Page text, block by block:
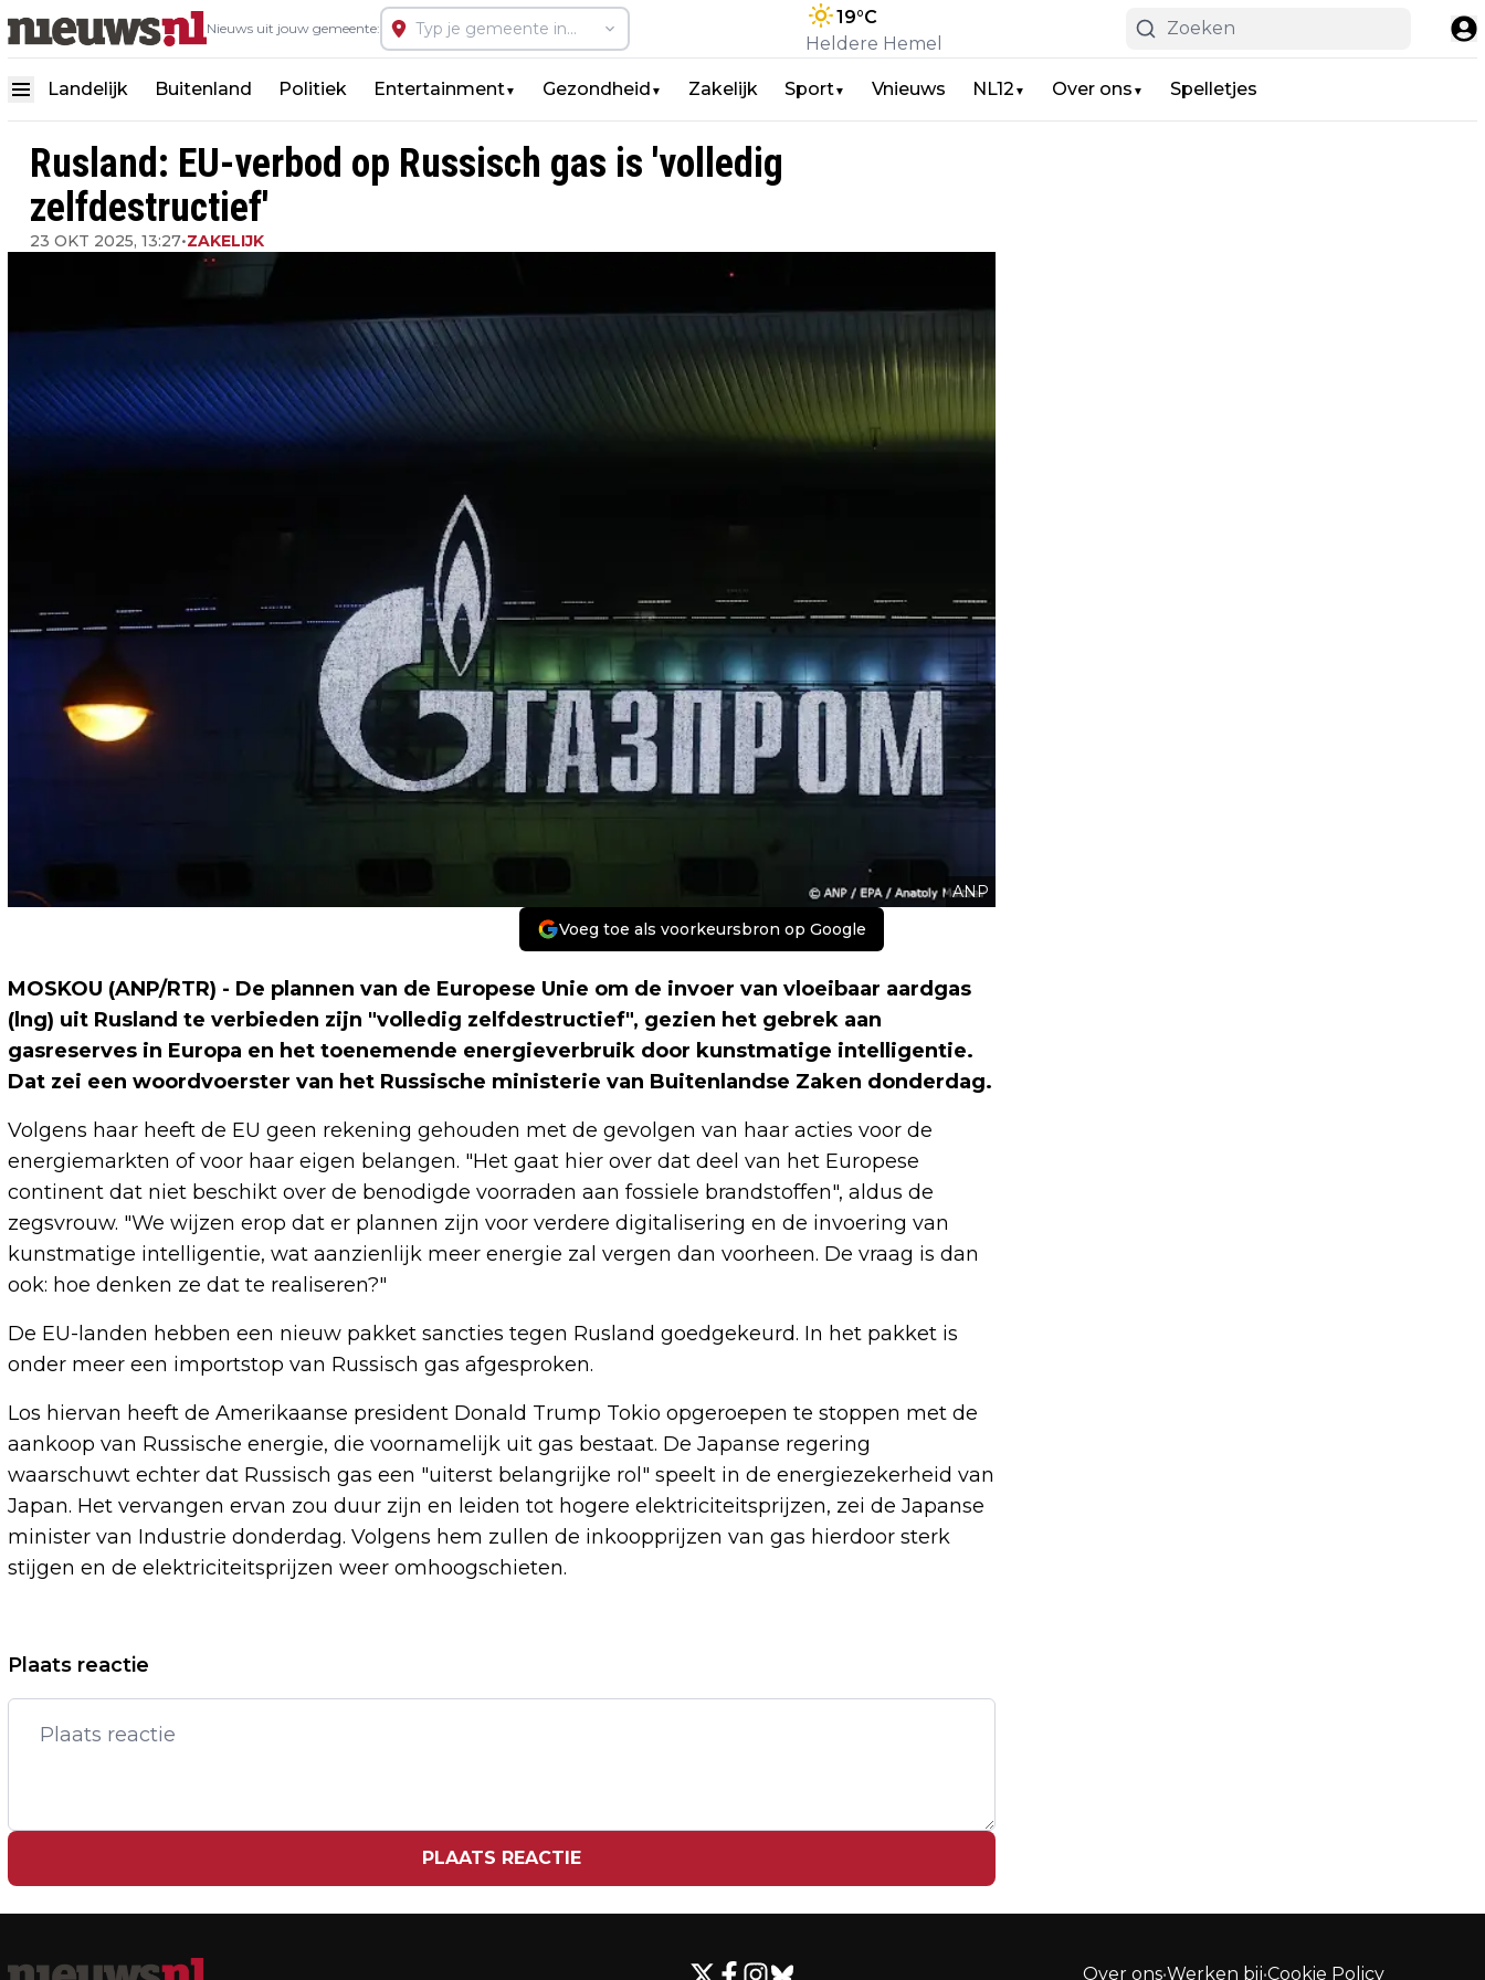
Nieuws uit jouw gemeente:
19°C
Heldere Hemel
Landelijk Buitenland Politiek Entertainment▼ Gezondheid ▼ Zakelijk Sport▼ Vnieuws NL12 ▼ Over ons ▼ Spelletjes
Rusland: EU-verbod op Russisch gas is 'volledig
zelfdestructief'
23 OKT 2025, 13:27•ZAKELIJK
ANP
Voeg toe als voorkeursbron op Google
MOSKOU (ANP/RTR) - De plannen van de Europese Unie om de invoer van vloeibaar aardgas
(lng) uit Rusland te verbieden zijn "volledig zelfdestructief", gezien het gebrek aan
gasreserves in Europa en het toenemende energieverbruik door kunstmatige intelligentie.
Dat zei een woordvoerster van het Russische ministerie van Buitenlandse Zaken donderdag.
Volgens haar heeft de EU geen rekening gehouden met de gevolgen van haar acties voor de
energiemarkten of voor haar eigen belangen. "Het gaat hier over dat deel van het Europese
continent dat niet beschikt over de benodigde voorraden aan fossiele brandstoffen", aldus de
zegsvrouw. "We wijzen erop dat er plannen zijn voor verdere digitalisering en de invoering van
kunstmatige intelligentie, wat aanzienlijk meer energie zal vergen dan voorheen. De vraag is dan
ook: hoe denken ze dat te realiseren?"
De EU-landen hebben een nieuw pakket sancties tegen Rusland goedgekeurd. In het pakket is
onder meer een importstop van Russisch gas afgesproken.
Los hiervan heeft de Amerikaanse president Donald Trump Tokio opgeroepen te stoppen met de
aankoop van Russische energie, die voornamelijk uit gas bestaat. De Japanse regering
waarschuwt echter dat Russisch gas een "uiterst belangrijke rol" speelt in de energiezekerheid van
Japan. Het vervangen ervan zou duur zijn en leiden tot hogere elektriciteitsprijzen, zei de Japanse
minister van Industrie donderdag. Volgens hem zullen de inkoopprijzen van gas hierdoor sterk
stijgen en de elektriciteitsprijzen weer omhoogschieten.
Vorig artikel
CHARLES EN PAUS LEO BIDDEN SAMEN
IN SIXTIJNSE KAPEL
RUSLAND: EU-VERBOD OP RUSSISCH
Plaats reactie
PLAATS REACTIE
Over ons•Werken bij•Cookie Policy